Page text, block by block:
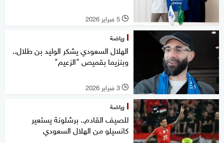
l 5 فبراير 2026
رياضة
الهلال السعودي يشكر الوليد بن طلال..
وبنزيما بقميص "الزعيم"
l 3 فبراير 2026
رياضة
للصيف القادم.. برشلونة يستعير
كانسيلو من الهلال السعودي